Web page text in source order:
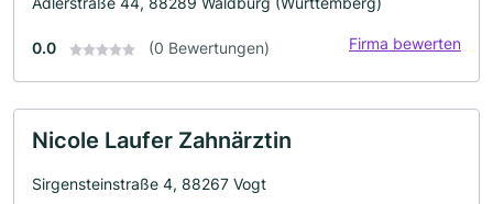
0.0 (0 Bewertungen) Firma bewerten
Nicole Laufer Zahnärztin
Sirgensteinstraße 4, 88267 Vogt